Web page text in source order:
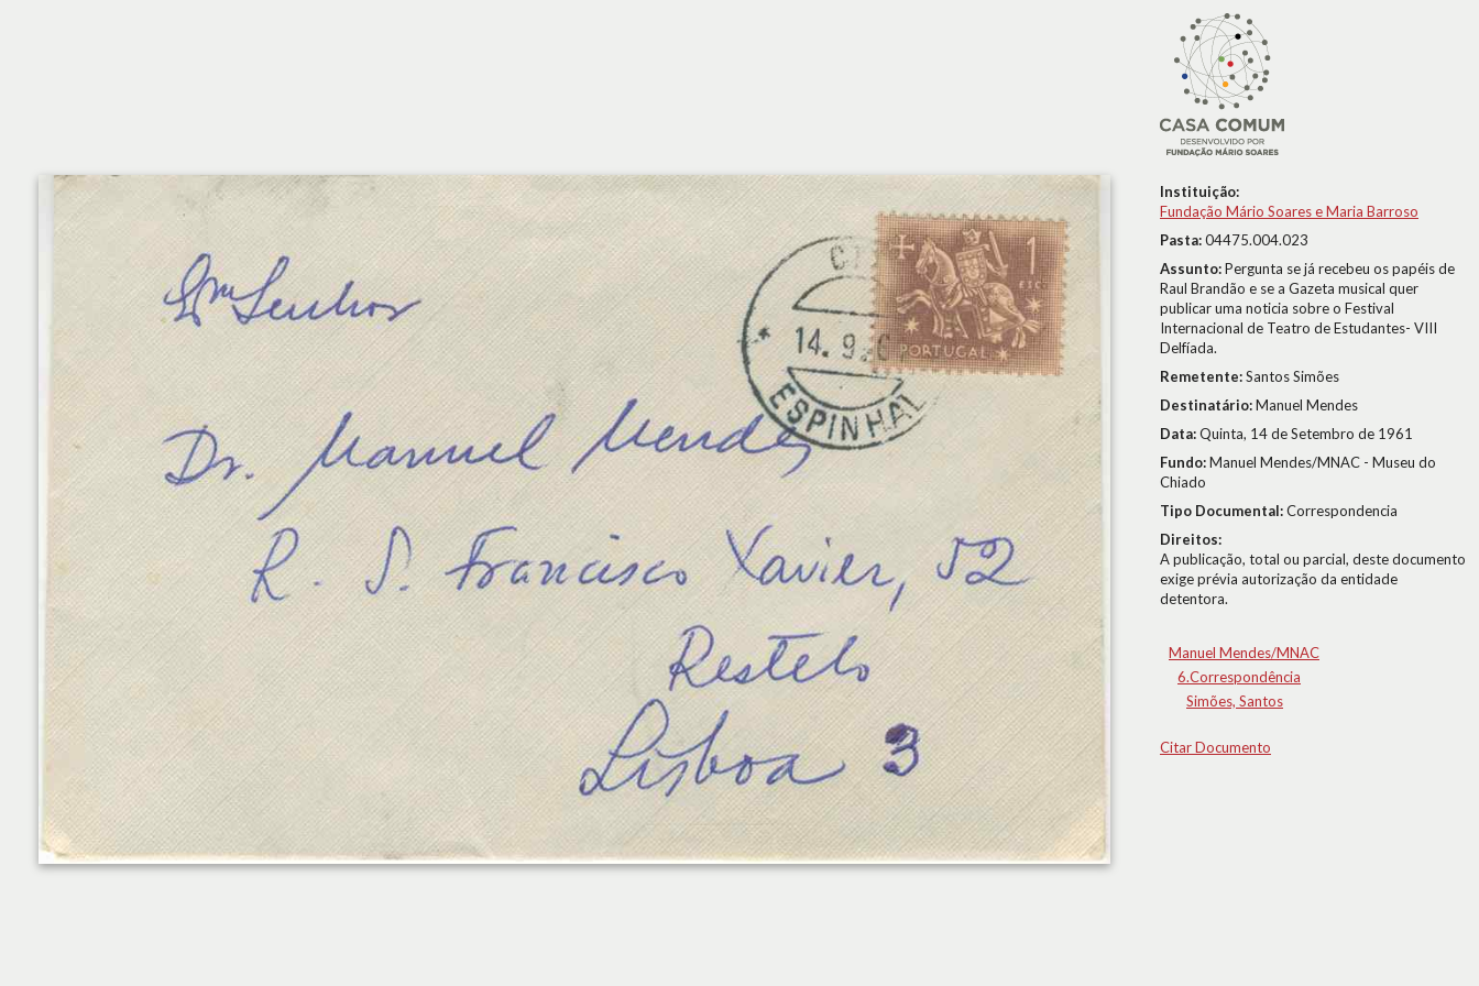
Instituição:
Fundação Mário Soares e Maria Barroso
Pasta:04475.004.023
Assunto:Pergunta se já recebeu os papéis de
Raul Brandão e se a Gazeta musical quer
publicar uma noticia sobre o Festival
Internacional de Teatro de Estudantes- VIII
Delfíada.
Remetente:Santos Simões
Destinatário:Manuel Mendes
Data:Quinta, 14 de Setembro de 1961
Fundo:Manuel Mendes/MNAC - Museu do
Chiado
Tipo Documental:Correspondencia
Direitos:
A publicação, total ou parcial, deste documento
exige prévia autorização da entidade
detentora.
Manuel Mendes/MNAC
6.Correspondência
Simões, Santos
Citar Documento